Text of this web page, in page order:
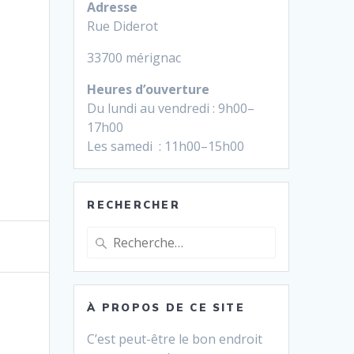
Adresse
Rue Diderot
33700 mérignac
Heures d’ouverture
Du lundi au vendredi : 9h00–
17h00
Les samedi : 11h00–15h00
RECHERCHER
Recherche
pour
:
À PROPOS DE CE SITE
C’est peut-être le bon endroit